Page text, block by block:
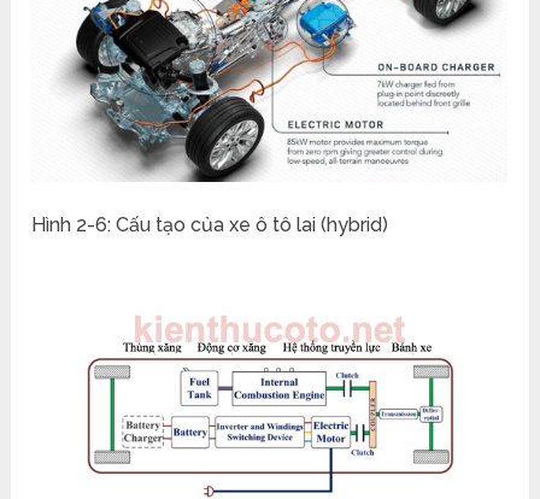
Hình 2-6: Cấu tạo của xe ô tô lai (hybrid)